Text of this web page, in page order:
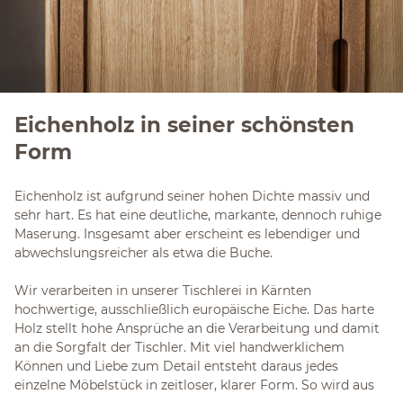
Eichenholz in seiner schönsten
Form
Eichenholz ist aufgrund seiner hohen Dichte massiv und
sehr hart. Es hat eine deutliche, markante, dennoch ruhige
Maserung. Insgesamt aber erscheint es lebendiger und
abwechslungsreicher als etwa die Buche.
Wir verarbeiten in unserer Tischlerei in Kärnten
hochwertige, ausschließlich europäische Eiche. Das harte
Holz stellt hohe Ansprüche an die Verarbeitung und damit
an die Sorgfalt der Tischler. Mit viel handwerklichem
Können und Liebe zum Detail entsteht daraus jedes
einzelne Möbelstück in zeitloser, klarer Form. So wird aus